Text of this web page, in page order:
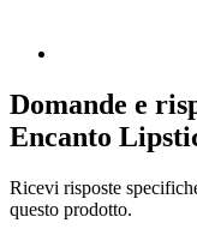
Domande e
Encanto
Ricevi risposte
questo prodotto.